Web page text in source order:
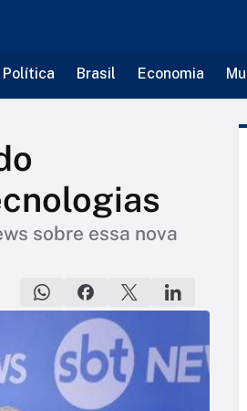
Política Brasil Economia
sobre essa nova